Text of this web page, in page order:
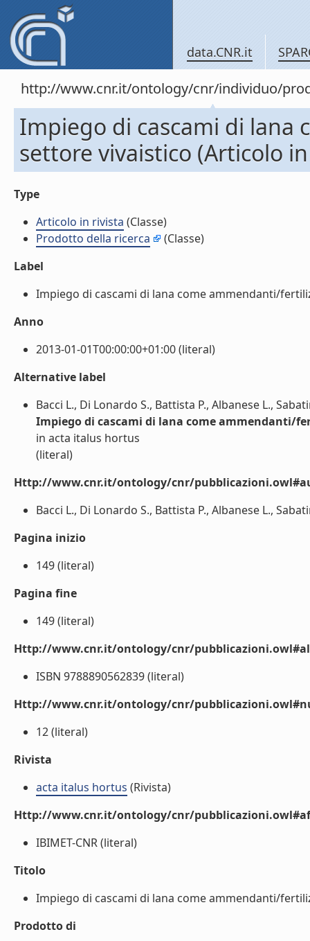
data.CNR.it
http://www.cnr.it/ontology/cnr/individuo/
Impiego di cascami di
settore vivaistico (Articolo
Type
Articolo in rivista (Classe)
Prodotto della ricerca
(Classe)
Label
Impiego di cascami di lana come ammendanti/
Anno
2013-01-01T00:00:00+01:00 (literal)
Alternative label
Bacci L., Di Lonardo S., Battista P., Albanese L.,
Impiego di cascami di lana come ammendanti/
in acta italus hortus
(literal)
Http://www.cnr.it/ontology/cnr/
Bacci L., Di Lonardo S., Battista P., Albanese L.,
Pagina inizio
149 (literal)
Pagina fine
149 (literal)
Http://www.cnr.it/ontology/cnr/
ISBN 9788890562839 (literal)
Http://www.cnr.it/ontology/cnr/
12 (literal)
Rivista
acta italus hortus (Rivista)
Http://www.cnr.it/ontology/cnr/
IBIMET-CNR (literal)
Titolo
Impiego di cascami di lana come ammendanti/
Prodotto di